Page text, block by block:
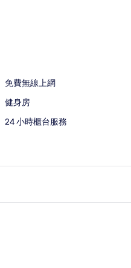
免費無線上網
健身房
24 小時櫃台服務